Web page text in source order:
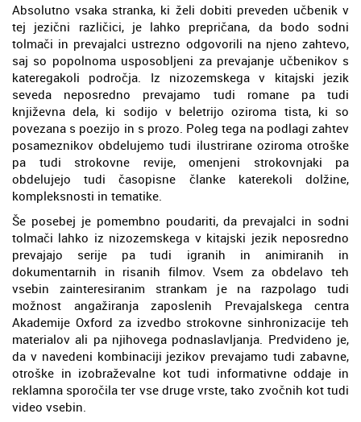
Absolutno vsaka stranka, ki želi dobiti preveden učbenik v
tej jezični različici, je lahko prepričana, da bodo sodni
tolmači in prevajalci ustrezno odgovorili na njeno zahtevo,
saj so popolnoma usposobljeni za prevajanje učbenikov s
kateregakoli področja. Iz nizozemskega v kitajski jezik
seveda neposredno prevajamo tudi romane pa tudi
književna dela, ki sodijo v beletrijo oziroma tista, ki so
povezana s poezijo in s prozo. Poleg tega na podlagi zahtev
posameznikov obdelujemo tudi ilustrirane oziroma otroške
pa tudi strokovne revije, omenjeni strokovnjaki pa
obdelujejo tudi časopisne članke katerekoli dolžine,
kompleksnosti in tematike.
Še posebej je pomembno poudariti, da prevajalci in sodni
tolmači lahko iz nizozemskega v kitajski jezik neposredno
prevajajo serije pa tudi igranih in animiranih in
dokumentarnih in risanih filmov. Vsem za obdelavo teh
vsebin zainteresiranim strankam je na razpolago tudi
možnost angažiranja zaposlenih Prevajalskega centra
Akademije Oxford za izvedbo strokovne sinhronizacije teh
materialov ali pa njihovega podnaslavljanja. Predvideno je,
da v navedeni kombinaciji jezikov prevajamo tudi zabavne,
otroške in izobraževalne kot tudi informativne oddaje in
reklamna sporočila ter vse druge vrste, tako zvočnih kot tudi
video vsebin.